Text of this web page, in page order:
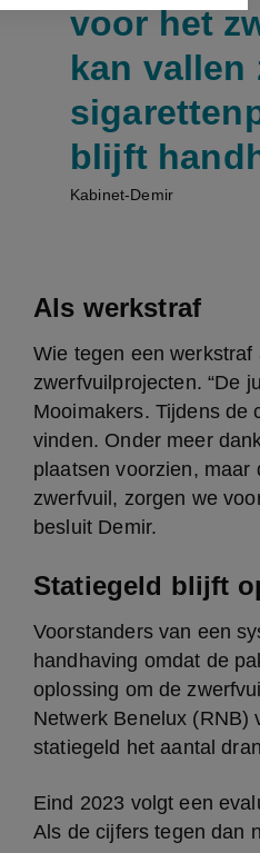
voor het
kan vallen
blijft
Kabinet-Demir
Als werkstraf
Wie tegen een
zwerfvuilprojecten. “De
Mooimakers. Tijdens de
vinden. Onder meer
plaatsen voorzien, maar
zwerfvuil, zorgen we
besluit Demir.
Statiegeld blijft
Voorstanders van een
handhaving omdat de
oplossing om de
Netwerk Benelux
statiegeld het aantal
Eind 2023 volgt een
Als de cijfers tegen dan